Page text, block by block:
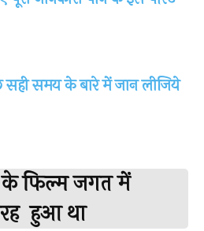
समय के बारे में जान लीजिये
फिल्म जगत में
हुआ था